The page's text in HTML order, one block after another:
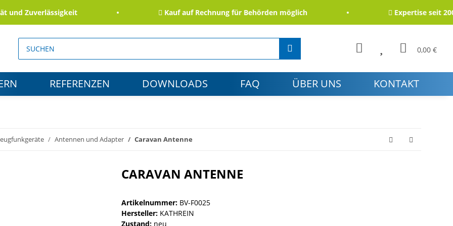
Zuverlässigkeit Kauf auf Rechnung für Behörden möglich Expertise seit 2006
0,00 €
REFERENZEN DOWNLOADS FAQ ÜBER UNS KONTAKT
Antennen und Adapter Caravan Antenne
CARAVAN ANTENNE
Artikelnummer: BV-F0025
Hersteller: KATHREIN
Zustand: neu